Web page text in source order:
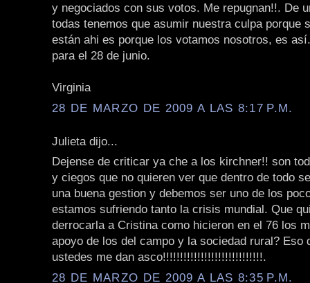
y negociados con sus votos. Me repugnan!!. De
todas tenemos que asumir nuestra culpa porque
están ahi es porque los votamos nosotros, es
para el 28 de junio.
Virginia
28 DE MARZO DE 2009 A LAS 8:17 P.M.
Julieta dijo...
Dejense de criticar ya che a los kirchner!! son
y ciegos que no quieren ver que dentro de todo
una buena gestion y debemos ser uno de los
estamos sufriendo tanto la crisis mundial. Que
derrocarla a Cristina como hicieron en el 76 los
apoyo de los del campo y la sociedad rural? Eso
ustedes me dan asco!!!!!!!!!!!!!!!!!!!!!!!!!!!!!.
28 DE MARZO DE 2009 A LAS 8:35 P.M.